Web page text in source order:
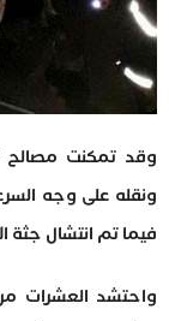
وقد تمكنت مصالح
ونقله على وجه
فيما تم انتشال جثة
واحتشد العشرات